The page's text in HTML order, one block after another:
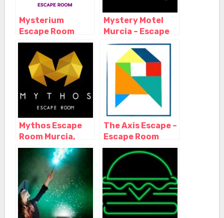
Mysterium
Escape Room
Murcia, Murcia –
Murcia
Mystery Motel
Murcia – Escape
Room-, Murcia –
Murcia
Mythos Escape
Room Murcia,
Murcia – Murcia
The Axis Escape –
Escape Room
Murcia, Abanilla –
Murcia